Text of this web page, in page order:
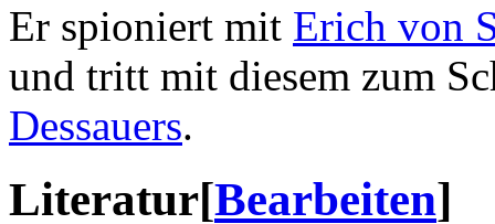
Er spioniert mit Erich von
und tritt mit diesem zum
Dessauers.
Literatur[Bearbeiten]